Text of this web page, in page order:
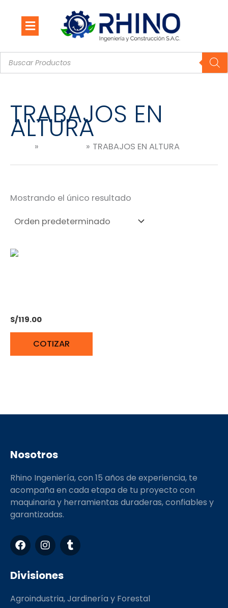
contenido
Búsqueda
de
productos
TRABAJOS EN
ALTURA
TRABAJOS EN ALTURA
Mostrando el único resultado
S/119.00
COTIZAR
Nosotros
Rhino Ingeniería, con 15 años de experiencia, te
acompaña en cada etapa de tu proyecto con
maquinaria y herramientas duraderas, confiables y
garantizadas.
F
a
c
e
b
o
I
n
s
t
a
r
T
u
m
Divisiones
Agroindustria, Jardinería y Forestal